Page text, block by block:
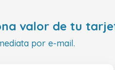
valor de tu
por e-mail.